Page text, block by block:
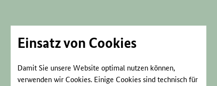
Einsatz von Cookies
Damit Sie unsere Website optimal nutzen können,
verwenden wir Cookies. Einige Cookies sind technisch für